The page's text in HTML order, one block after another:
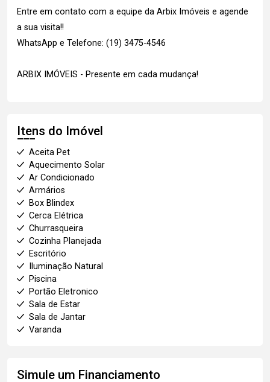
Entre em contato com a equipe da Arbix Imóveis e agende
a sua visita!!
WhatsApp e Telefone: (19) 3475-4546
ARBIX IMÓVEIS - Presente em cada mudança!
Itens do Imóvel
Aceita Pet
Aquecimento Solar
Ar Condicionado
Armários
Box Blindex
Cerca Elétrica
Churrasqueira
Cozinha Planejada
Escritório
Iluminação Natural
Piscina
Portão Eletronico
Sala de Estar
Sala de Jantar
Varanda
Simule um Financiamento